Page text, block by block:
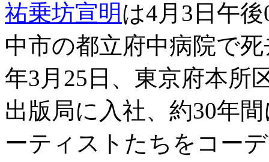
祐乗坊宣明は4月3日午
中市の都立府中病院で
年3月25日、東京府本所
出版局に入社、約30年
ーティストたちをコー